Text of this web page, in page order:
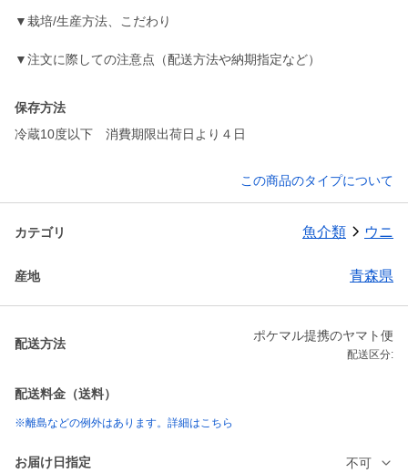
▼栽培/生産方法、こだわり
▼注文に際しての注意点（配送方法や納期指定など）
保存方法
冷蔵10度以下 消費期限出荷日より４日
この商品のタイプについて
カテゴリ 魚介類 ウニ
産地 青森県
配送方法
ポケマル提携のヤマト便
配送区分:
配送料金（送料）
※離島などの例外はあります。詳細はこちら
お届け日指定 不可